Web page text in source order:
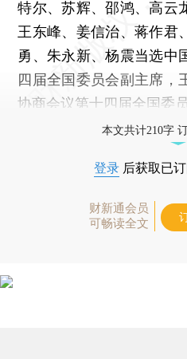
特尔、苏辉、邵鸿、高云
王东峰、姜信治、蒋作君
勇、朱永新、杨震当选中
四届全国委员会副主席，
协商会议第十四届全国委
本文共计210字
登录 后获取已
财新通会员
可畅读全文